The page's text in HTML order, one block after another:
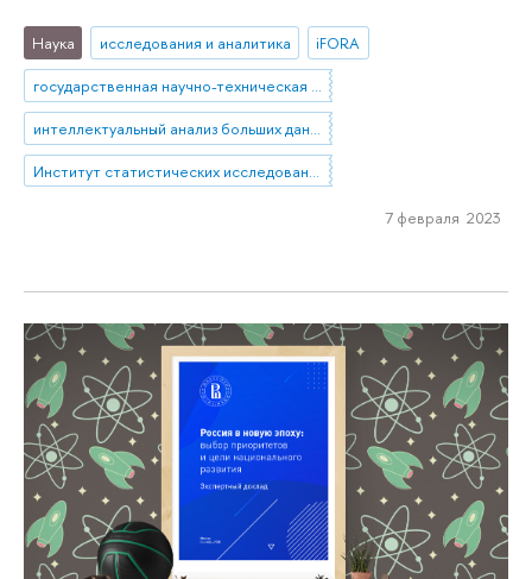
Наука исследования и аналитика
iFORA
государственная научно-техническая политика
интеллектуальный анализ больших данных
7 февраля 2023